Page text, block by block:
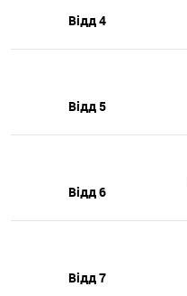
Відд 4
Відд 5
Відд 6
Відд 7